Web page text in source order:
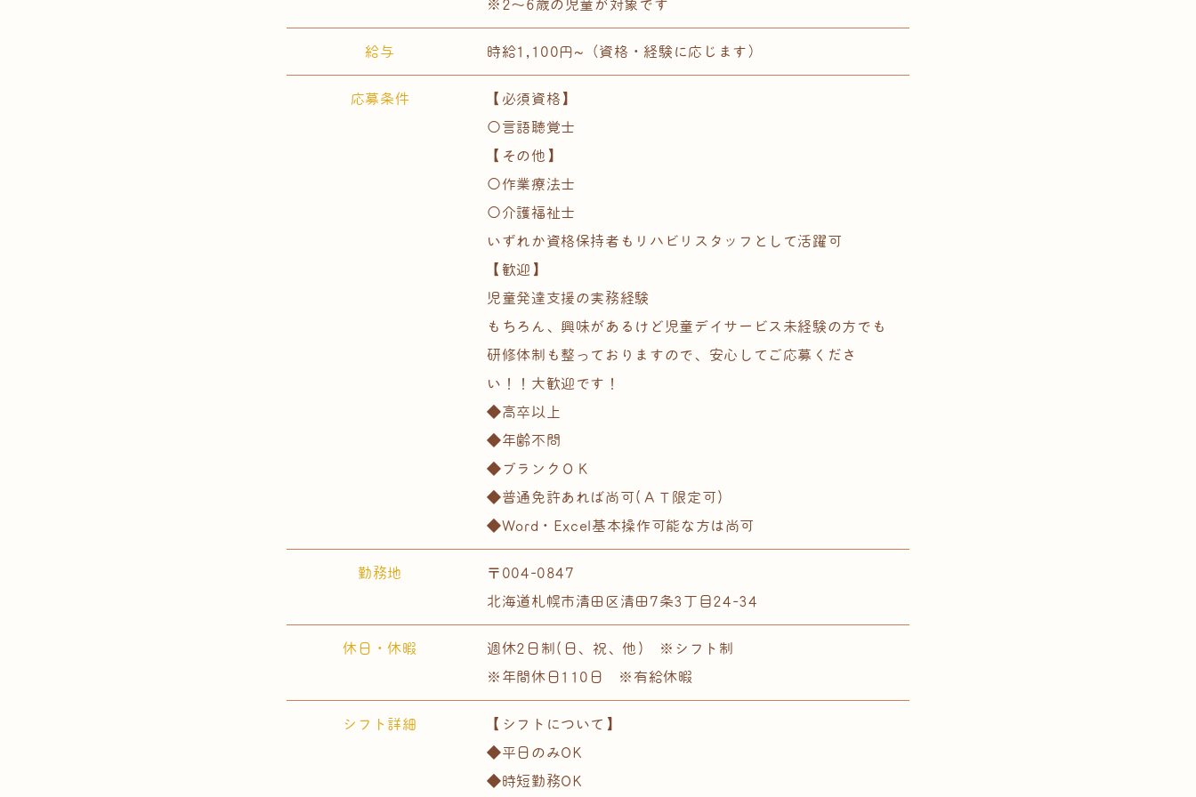
※2～6歳の児童が対象です
給与 時給1,100円~（資格・経験に応じます）
応募条件
【必須資格】
〇言語聴覚士
【その他】
〇作業療法士
〇介護福祉士
いずれか資格保持者もリハビリスタッフとして活躍可
【歓迎】
児童発達支援の実務経験
もちろん、興味があるけど児童デイサービス未経験の方でも
研修体制も整っておりますので、安心してご応募くださ
い！！大歓迎です！
◆高卒以上
◆年齢不問
◆ブランクＯＫ
◆普通免許あれば尚可(ＡＴ限定可)
◆Word・Excel基本操作可能な方は尚可
勤務地
〒004-0847
北海道札幌市清田区清田7条3丁目24-34
休日・休暇
週休2日制(日、祝、他) ※シフト制
※年間休日110日 ※有給休暇
シフト詳細
【シフトについて】
◆平日のみOK
◆時短勤務OK